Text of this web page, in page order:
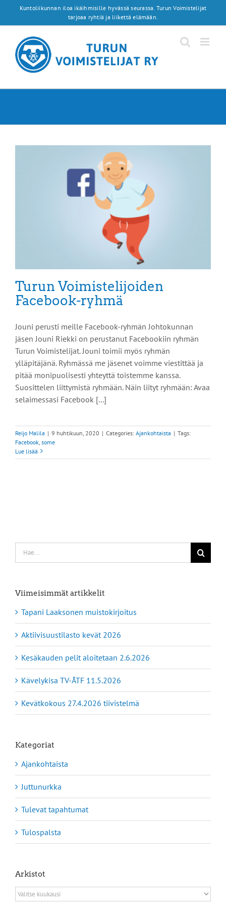
Kuntoliikunnan iloa ikäihmisille hyvässä seurassa. Turun Voimistelijat
tarjoaa ryhtiä ja liikettä elämään.
Turun Voimistelijoiden
Facebook-ryhmä
Jouni perusti meille Facebook-ryhmän Johtokunnan
jäsen Jouni Riekki on perustanut Facebookiin ryhmän
Turun Voimistelijat. Jouni toimii myös ryhmän
ylläpitäjänä. Ryhmässä me jäsenet voimme viestittää ja
pitää monipuolisesti yhteyttä toistemme kanssa.
Suosittelen liittymistä ryhmään. Näin liityt ryhmään: Avaa
selaimessasi Facebook [...]
Reijo Malila | 9 huhtikuun, 2020 | Categories: Ajankohtaista | Tags:
Facebook some
Lue lisää
Etsi
...
Viimeisimmät artikkelit
Tapani Laaksonen muistokirjoitus
Aktiivisuustilasto kevät 2026
Kesäkauden pelit aloitetaan 2.6.2026
Kävelykisa TV-ÅTF 11.5.2026
Kevätkokous 27.4.2026 tiivistelmä
Kategoriat
Ajankohtaista
Juttunurkka
Tulevat tapahtumat
Tulospalsta
Arkistot
Arkistot